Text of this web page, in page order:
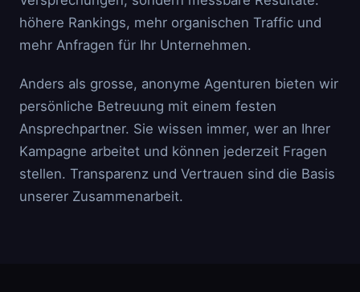
höhere Rankings, mehr organischen Traffic und
mehr Anfragen für Ihr Unternehmen.
Anders als grosse, anonyme Agenturen bieten wir
persönliche Betreuung mit einem festen
Ansprechpartner. Sie wissen immer, wer an Ihrer
Kampagne arbeitet und können jederzeit Fragen
stellen. Transparenz und Vertrauen sind die Basis
unserer Zusammenarbeit.